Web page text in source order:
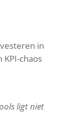
in
chaos
ligt niet